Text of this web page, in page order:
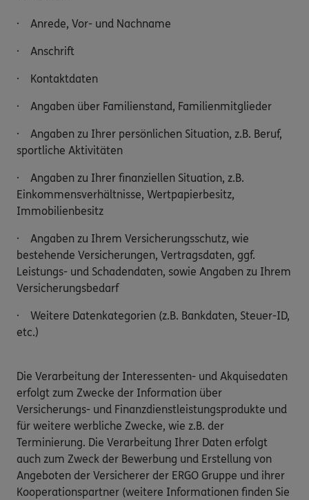
· Anrede, Vor- und Nachname
· Anschrift
· Kontaktdaten
· Angaben über Familienstand, Familienmitglieder
· Angaben zu Ihrer persönlichen Situation, z.B. Beruf,
sportliche Aktivitäten
· Angaben zu Ihrer finanziellen Situation, z.B.
Einkommensverhältnisse, Wertpapierbesitz,
Immobilienbesitz
· Angaben zu Ihrem Versicherungsschutz, wie
bestehende Versicherungen, Vertragsdaten, ggf.
Leistungs- und Schadendaten, sowie Angaben zu Ihrem
Versicherungsbedarf
· Weitere Datenkategorien (z.B. Bankdaten, Steuer-ID,
etc.)
Die Verarbeitung der Interessenten- und Akquisedaten
erfolgt zum Zwecke der Information über
Versicherungs- und Finanzdienstleistungsprodukte und
für weitere werbliche Zwecke, wie z.B. der
Terminierung. Die Verarbeitung Ihrer Daten erfolgt
auch zum Zweck der Bewerbung und Erstellung von
Angeboten der Versicherer der ERGO Gruppe und ihrer
Kooperationspartner (weitere Informationen finden Sie